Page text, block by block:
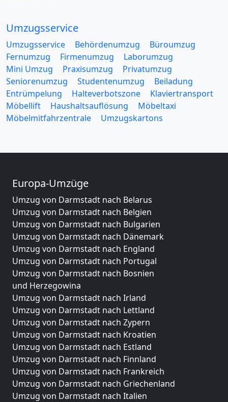
Umzugsservice
Umzugsservice Behördenumzug
Büroumzug
Fernumzug
Firmenumzug
Laborumzug
Mini Umzug
Praxisumzug
Privatumzug
Seniorenumzug
Studentenumzug
Beiladung
Entrümpelung
Halteverbotszone
Klaviertransport
Möbellift
Haushaltsauflösung
Möbeltaxi
Möbelmitfahrzentrale
Umzugskartons
Europa-Umzüge
Umzug von Darmstadt nach Belarus
Umzug von Darmstadt nach Belgien
Umzug von Darmstadt nach Bulgarien
Umzug von Darmstadt nach Dänemark
Umzug von Darmstadt nach England
Umzug von Darmstadt nach Portugal
Umzug von Darmstadt nach Bosnien
und Herzegowina
Umzug von Darmstadt nach Irland
Umzug von Darmstadt nach Lettland
Umzug von Darmstadt nach Zypern
Umzug von Darmstadt nach Kroatien
Umzug von Darmstadt nach Estland
Umzug von Darmstadt nach Finnland
Umzug von Darmstadt nach Frankreich
Umzug von Darmstadt nach Griechenland
Umzug von Darmstadt nach Italien